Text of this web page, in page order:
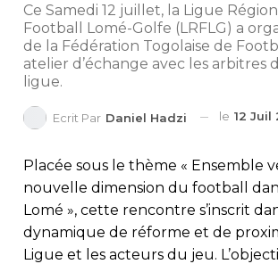
Ce Samedi 12 juillet, la Ligue
Football Lomé-Golfe (LRFLG) a
de la Fédération Togolaise de
atelier d’échange avec les arbitres
ligue.
Ecrit Par Daniel Hadzi le 12 Juil
Placée sous le thème « Ensemble
nouvelle dimension du football
Lomé », cette rencontre s’inscrit
dynamique de réforme et de
Ligue et les acteurs du jeu.